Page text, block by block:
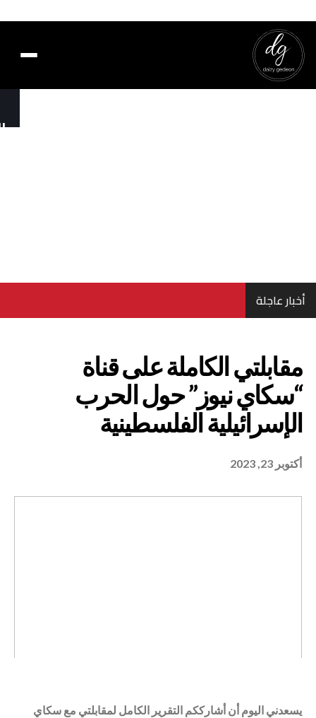
الكاملة على قناة
أكتوبر 23, 2023
يسعدني اليوم أن أشارككم التقرير الكامل لمقابلتي مع سكاي